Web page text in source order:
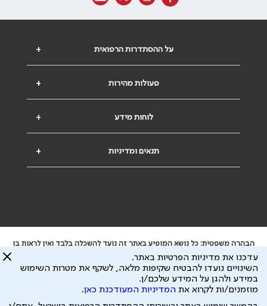
+ על ההסתדרות הרפואית
+ פעולות מהירות
+ לוחות מידע
+ תנאים ומדיניות
הבהרה משפטית: כל נושא המופיע באתר זה נועד להשכלה בלבד ואין לראות בו
ייעוץ רפואי או משפטי. אין הר"י אחראית לתוכן המתפרסם באתר זה ולכל נזק
שעלול להיגרם.
ידוע לי שהר"י אוספת ושומרת מידע אישי לצורך מתן השרות וכי חלק ממנו עשוי
להיות מועבר לצדדים שלישיים, הכל בכפוף למדיניות הפרטיות
עדכנו את מדיניות הפרטיות באתר.
השינויים נועדו להבטיח שקיפות מלאה, לשקף את מטרות השימוש
במידע ולהגן על המידע שלכם/ן.
מוזמנים/ות לקרוא את המדיניות המעודכנת כאן.